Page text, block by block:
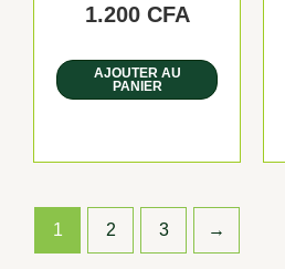
1.200 CFA
AJOUTER AU
PANIER
1 2 3 →